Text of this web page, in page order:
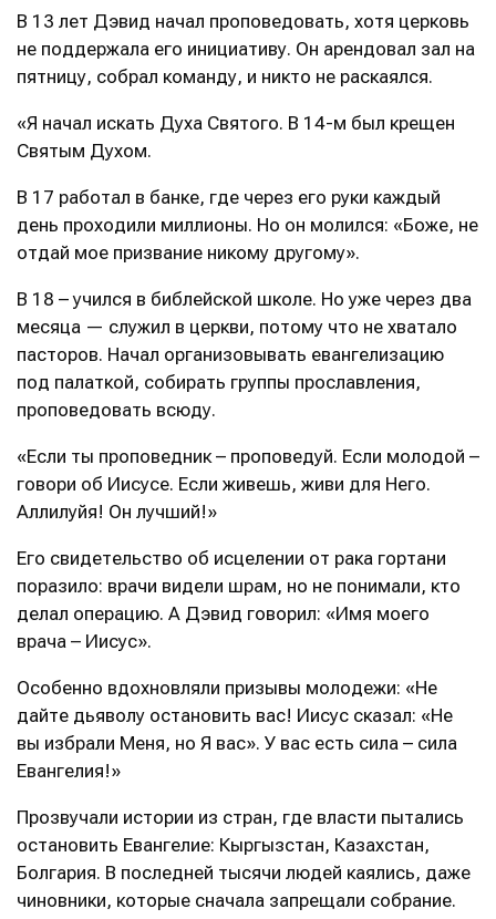
В 13 лет Дэвид начал проповедовать, хотя церковь
не поддержала его инициативу. Он арендовал зал на
пятницу, собрал команду, и никто не раскаялся.
«Я начал искать Духа Святого. В 14-м был крещен
Святым Духом.
В 17 работал в банке, где через его руки каждый
день проходили миллионы. Но он молился: «Боже, не
отдай мое призвание никому другому».
В 18 – учился в библейской школе. Но уже через два
месяца — служил в церкви, потому что не хватало
пасторов. Начал организовывать евангелизацию
под палаткой, собирать группы прославления,
проповедовать всюду.
«Если ты проповедник – проповедуй. Если молодой –
говори об Иисусе. Если живешь, живи для Него.
Аллилуйя! Он лучший!»
Его свидетельство об исцелении от рака гортани
поразило: врачи видели шрам, но не понимали, кто
делал операцию. А Дэвид говорил: «Имя моего
врача – Иисус».
Особенно вдохновляли призывы молодежи: «Не
дайте дьяволу остановить вас! Иисус сказал: «Не
вы избрали Меня, но Я вас». У вас есть сила – сила
Евангелия!»
Прозвучали истории из стран, где власти пытались
остановить Евангелие: Кыргызстан, Казахстан,
Болгария. В последней тысячи людей каялись, даже
чиновники, которые сначала запрещали собрание.